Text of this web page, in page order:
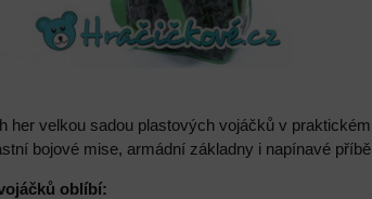
her velkou sadou plastových vojáčků v
bojové mise, armádní základny i napínavé
oblíbí: